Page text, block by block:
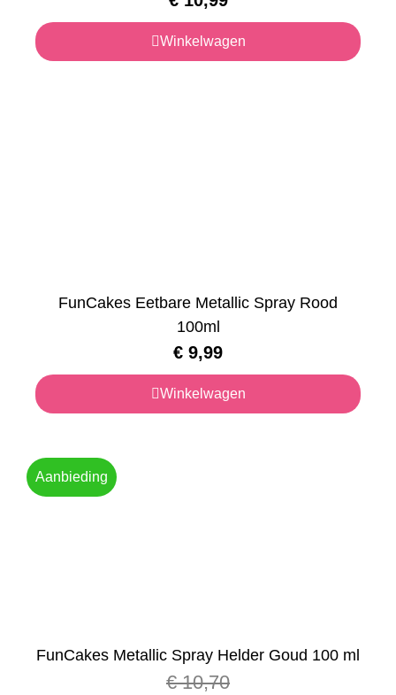
Winkelwagen
FunCakes Eetbare Metallic Spray Rood
100ml
€ 9,99
Winkelwagen
Aanbieding
FunCakes Metallic Spray Helder Goud 100 ml
€10,70